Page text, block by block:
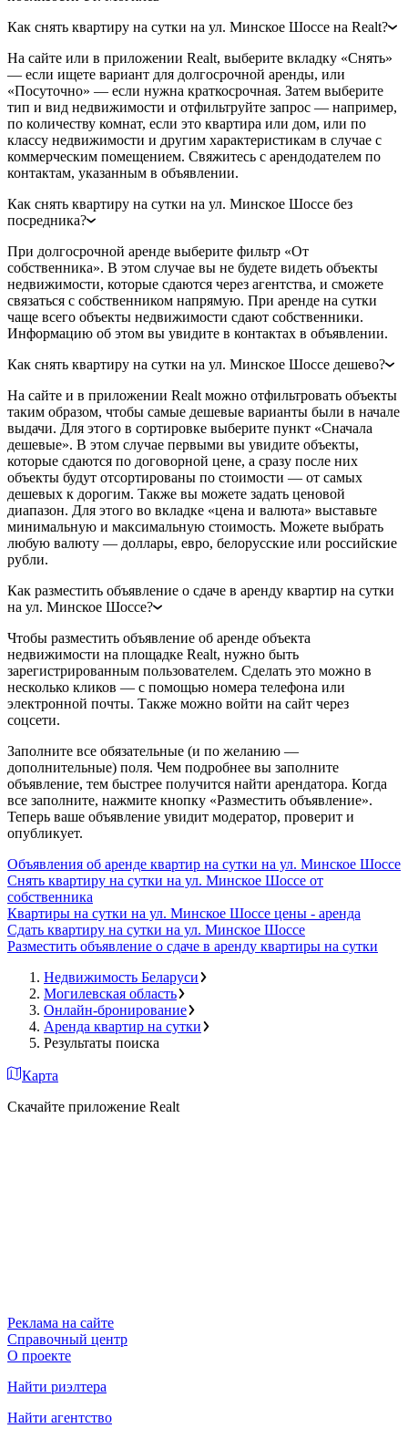
Как снять квартиру на сутки на ул. Минское Шоссе на Realt?
На сайте или в приложении Realt, выберите вкладку «Снять»
— если ищете вариант для долгосрочной аренды, или
«Посуточно» — если нужна краткосрочная. Затем выберите
тип и вид недвижимости и отфильтруйте запрос — например,
по количеству комнат, если это квартира или дом, или по
классу недвижимости и другим характеристикам в случае с
коммерческим помещением. Свяжитесь с арендодателем по
контактам, указанным в объявлении.
Как снять квартиру на сутки на ул. Минское Шоссе без
посредника?
При долгосрочной аренде выберите фильтр «От
собственника». В этом случае вы не будете видеть объекты
недвижимости, которые сдаются через агентства, и сможете
связаться с собственником напрямую. При аренде на сутки
чаще всего объекты недвижимости сдают собственники.
Информацию об этом вы увидите в контактах в объявлении.
Как снять квартиру на сутки на ул. Минское Шоссе дешево?
На сайте и в приложении Realt можно отфильтровать объекты
таким образом, чтобы самые дешевые варианты были в начале
выдачи. Для этого в сортировке выберите пункт «Сначала
дешевые». В этом случае первыми вы увидите объекты,
которые сдаются по договорной цене, а сразу после них
объекты будут отсортированы по стоимости — от самых
дешевых к дорогим. Также вы можете задать ценовой
диапазон. Для этого во вкладке «цена и валюта» выставьте
минимальную и максимальную стоимость. Можете выбрать
любую валюту — доллары, евро, белорусские или российские
рубли.
Как разместить объявление о сдаче в аренду квартир на сутки
на ул. Минское Шоссе?
Чтобы разместить объявление об аренде объекта
недвижимости на площадке Realt, нужно быть
зарегистрированным пользователем. Сделать это можно в
несколько кликов — с помощью номера телефона или
электронной почты. Также можно войти на сайт через
соцсети.
Заполните все обязательные (и по желанию —
дополнительные) поля. Чем подробнее вы заполните
объявление, тем быстрее получится найти арендатора. Когда
все заполните, нажмите кнопку «Разместить объявление».
Теперь ваше объявление увидит модератор, проверит и
опубликует.
Объявления об аренде квартир на сутки на ул. Минское Шоссе
Снять квартиру на сутки на ул. Минское Шоссе от
собственника
Квартиры на сутки на ул. Минское Шоссе цены - аренда
Сдать квартиру на сутки на ул. Минское Шоссе
Разместить объявление о сдаче в аренду квартиры на сутки
Недвижимость Беларуси
Могилевская область
Онлайн-бронирование
Аренда квартир на сутки
Результаты поиска
Карта
Скачайте приложение Realt
Реклама на сайте
Справочный центр
О проекте
Найти риэлтера
Найти агентство